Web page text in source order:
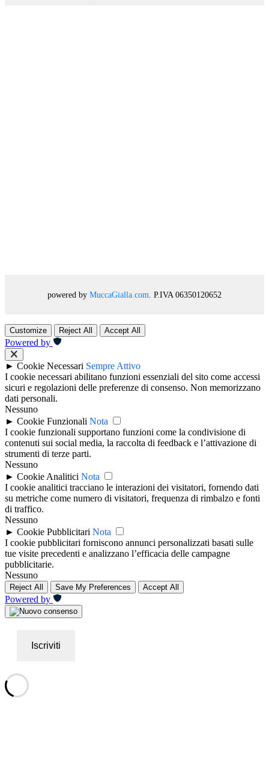
powered by MuccaGialla.com . P.IVA 06350120652
Customize Reject All Accept All
Powered by
► Cookie Necessari Sempre Attivo
I cookie necessari abilitano funzioni essenziali del sito come accessi
sicuri e regolazioni delle preferenze di consenso. Non memorizzano
dati personali.
Nessuno
► Cookie Funzionali Nota
I cookie funzionali supportano funzioni come la condivisione di
contenuti sui social media, la raccolta di feedback e l’attivazione di
strumenti di terze parti.
Nessuno
► Cookie Analitici Nota
I cookie analitici tracciano le interazioni dei visitatori, fornendo dati
su metriche come numero di visitatori, frequenza di rimbalzo e fonti
di traffico.
Nessuno
► Cookie Pubblicitari Nota
I cookie pubblicitari forniscono annunci personalizzati basati sulle
tue visite precedenti e analizzano l’efficacia delle campagne
pubblicitarie.
Nessuno
Reject All Save My Preferences Accept All
Powered by
Iscriviti